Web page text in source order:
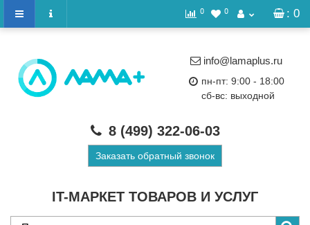
: 0
0 0
IT-МАРКЕТ ТОВАРОВ И УСЛУГ
info@lamaplus.ru
пн-пт: 9:00 - 18:00
сб-вс: выходной
8 (499) 322-06-03
Заказать обратный звонок